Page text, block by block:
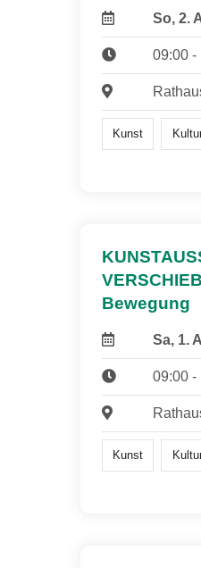
So, 2.
09:00 -
Kunst
Bewegung
Sa, 1.
09:00 -
Kunst